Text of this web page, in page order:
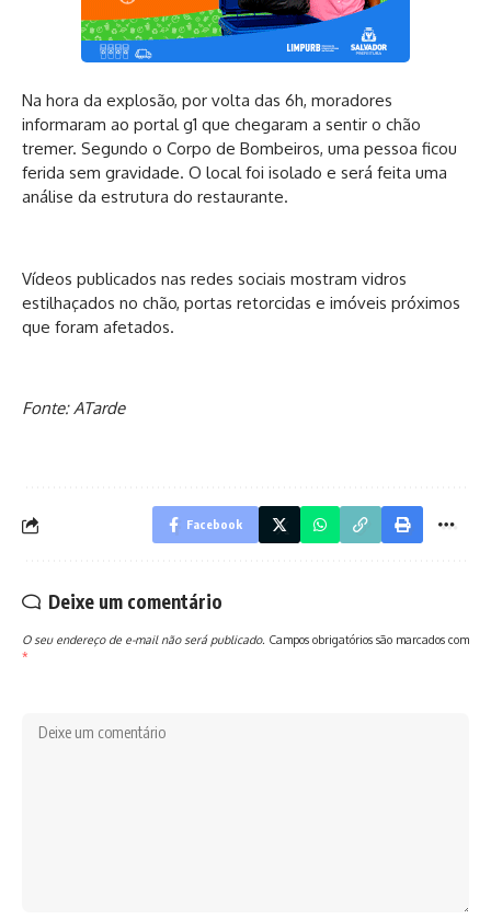
Na hora da explosão, por volta das 6h, moradores
informaram ao portal g1 que chegaram a sentir o chão
tremer. Segundo o Corpo de Bombeiros, uma pessoa ficou
ferida sem gravidade. O local foi isolado e será feita uma
análise da estrutura do restaurante.
Vídeos publicados nas redes sociais mostram vidros
estilhaçados no chão, portas retorcidas e imóveis próximos
que foram afetados.
Fonte: ATarde
Facebook
Deixe um comentário
O seu endereço de e-mail não será publicado. Campos obrigatórios são marcados com
*